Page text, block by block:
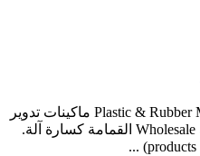
Alibaba الآلات الصناعية Plastic & Rubber Machinery ماكينات تدوير
البلاستيك ماكينات سحق البلاستيك Wholesale القمامة كسارة آلة.